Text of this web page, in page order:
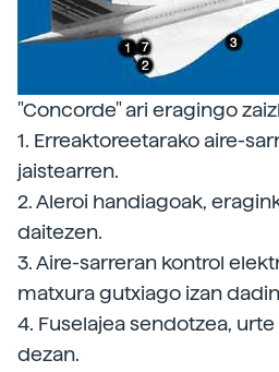
"Concorde" ari eragingo
1. Erreaktoreetarako aire-
jaistearren.
2. Aleroi handiagoak,
daitezen.
3. Aire-sarreran kontrol
matxura gutxiago izan
4. Fuselajea sendotzea,
dezan.